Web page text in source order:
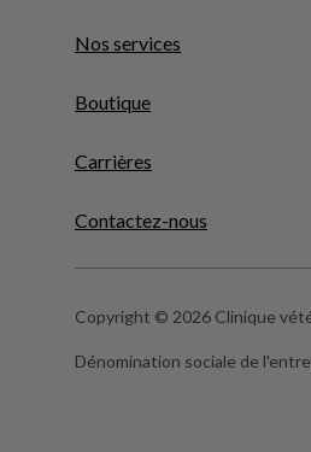
Nos services
Boutique
Carrières
Contactez-nous
Copyright © 2026 Clinique
Dénomination sociale de